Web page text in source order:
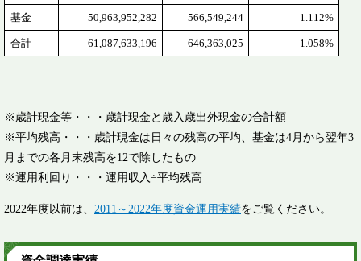
基金 50,963,952,282 566,549,244 1.112%
合計 61,087,633,196 646,363,025 1.058%
※歳計現金等・・・歳計現金と歳入歳出外現金の合計額
※平均残高・・・歳計現金は日々の残高の平均、基金は4月から翌年3
月までの各月末残高を12で除したもの
※運用利回り・・・運用収入÷平均残高
2022年度以前は、 2011～2022年度資金運用実績をご覧ください。